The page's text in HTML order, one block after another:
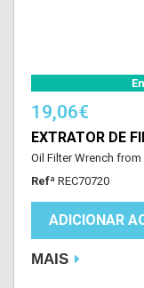
19,06€
EXTRATOR DE
Oil Filter Wrench from
Refª REC70720
ADICIONAR
MAIS